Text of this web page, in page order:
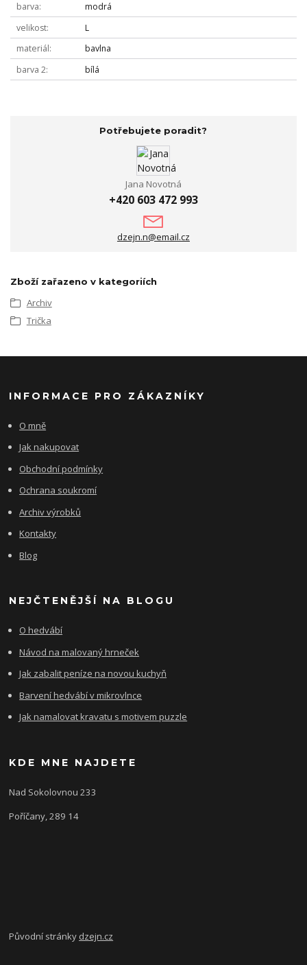
barva
modrá
velikost
L
materiál
bavlna
barva 2
bílá
Potřebujete poradit?
Jana Novotná
+420 603 472 993
dzejn.n@email.cz
Zboží zařazeno v kategoriích
Archiv
Trička
INFORMACE PRO ZÁKAZNÍKY
O mně
Jak nakupovat
Obchodní podmínky
Ochrana soukromí
Archiv výrobků
Kontakty
Blog
NEJČTENĚJŠÍ NA BLOGU
O hedvábí
Návod na malovaný hrneček
Jak zabalit peníze na novou kuchyň
Barvení hedvábí v mikrovlnce
Jak namalovat kravatu s motivem puzzle
KDE MNE NAJDETE
Nad Sokolovnou 233
Poříčany, 289 14
Původní stránky dzejn.cz